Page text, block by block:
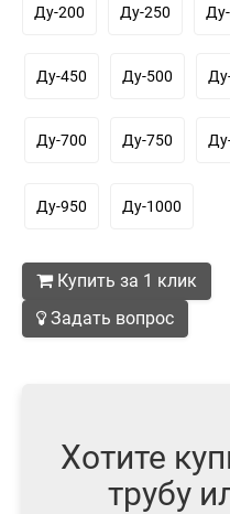
Ду-200 Ду-250
Ду-450 Ду-500
Ду-700 Ду-750
Ду-950 Ду-1000
Купить за 1 клик
Задать вопрос
Хотите
трубу